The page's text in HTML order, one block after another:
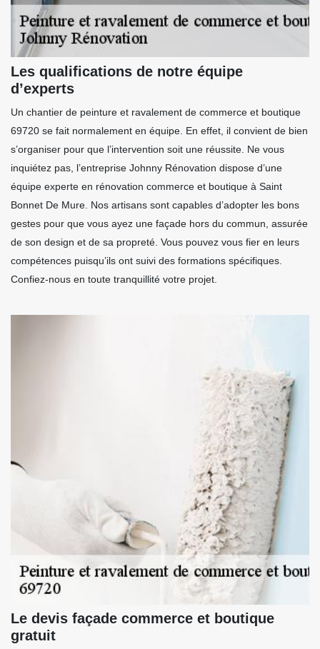
Les qualifications de notre équipe
d’experts
Un chantier de peinture et ravalement de commerce et boutique
69720 se fait normalement en équipe. En effet, il convient de bien
s’organiser pour que l’intervention soit une réussite. Ne vous
inquiétez pas, l’entreprise Johnny Rénovation dispose d’une
équipe experte en rénovation commerce et boutique à Saint
Bonnet De Mure. Nos artisans sont capables d’adopter les bons
gestes pour que vous ayez une façade hors du commun, assurée
de son design et de sa propreté. Vous pouvez vous fier en leurs
compétences puisqu’ils ont suivi des formations spécifiques.
Confiez-nous en toute tranquillité votre projet.
Le devis façade commerce et boutique
gratuit